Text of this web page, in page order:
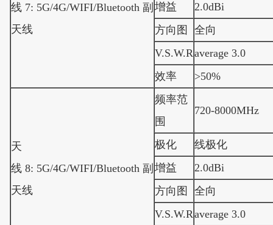
线 7: 5G/4G/WIFI/Bluetooth 副
天线
增益
2.0dBi
方向图
全向
V.S.W.Raverage 3.0
效率
>50%
天
线 8: 5G/4G/WIFI/Bluetooth 副
天线
频率范
围
720-8000MHz
极化
线极化
增益
2.0dBi
方向图
全向
V.S.W.Raverage 3.0